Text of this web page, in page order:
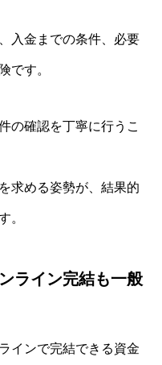
入金までの条件、必要
です。
の確認を丁寧に行うこ
求める姿勢が、結果的
。
ライン完結も一般
インで完結できる資金